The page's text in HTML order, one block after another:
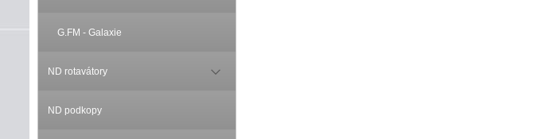
G.FM - Galaxie
ND rotavátory
ND podkopy